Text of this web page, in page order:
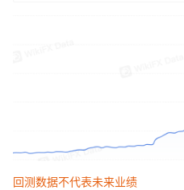
回测数据不代表未来业绩